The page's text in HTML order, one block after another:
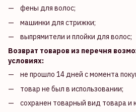
фены для волос;
машинки для стрижки;
выпрямители и плойки для волос;
Возврат товаров из перечня
условиях:
не прошло 14 дней с момента
товар не был в использовании;
сохранен товарный вид товара и